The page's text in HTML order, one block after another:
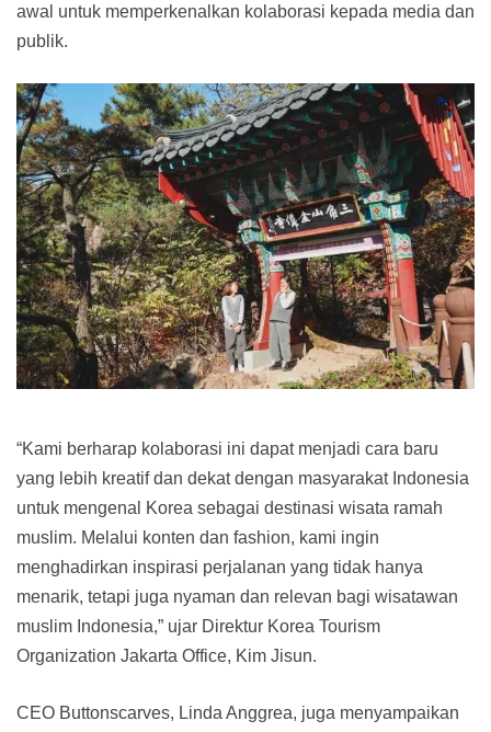
awal untuk memperkenalkan kolaborasi kepada media dan
publik.
“Kami berharap kolaborasi ini dapat menjadi cara baru
yang lebih kreatif dan dekat dengan masyarakat Indonesia
untuk mengenal Korea sebagai destinasi wisata ramah
muslim. Melalui konten dan fashion, kami ingin
menghadirkan inspirasi perjalanan yang tidak hanya
menarik, tetapi juga nyaman dan relevan bagi wisatawan
muslim Indonesia,” ujar Direktur Korea Tourism
Organization Jakarta Office, Kim Jisun.
CEO Buttonscarves, Linda Anggrea, juga menyampaikan